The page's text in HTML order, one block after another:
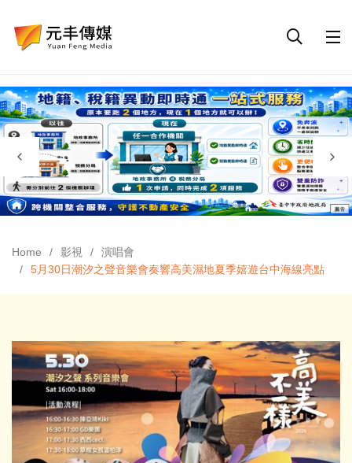
Home 影視
演唱會
5月30日潮汐之聲音樂會奏響高美濕地夏季嬉遊台中海線亮點